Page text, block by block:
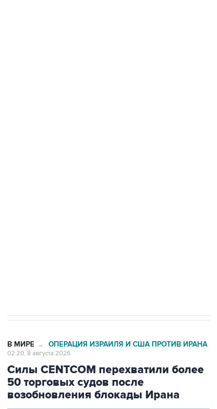
В МИРЕ → ОПЕРАЦИЯ ИЗРАИЛЯ И США ПРОТИВ ИРАНА
02:20, 8 августа 2026
Силы CENTCOM перехватили более
50 торговых судов после
возобновления блокады Ирана